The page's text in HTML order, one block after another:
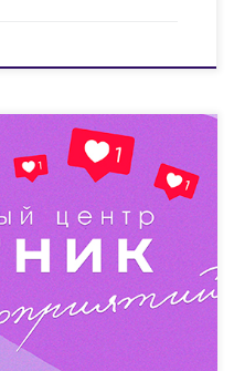
(в рамках
Проводится онлайн, в
В рамках флешмоба
фотографии, на которых
единомышленники, а